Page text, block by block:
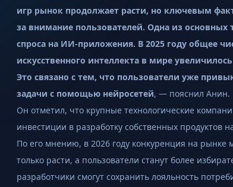
игр рынок продолжает расти, но ключевым
за внимание пользователей. Одна из основных
спроса на ИИ-приложения. В 2025 году общее
искусственного интеллекта в мире
Это связано с тем, что пользователи уже
задачи с помощью нейросетей, — пояснил Анин.
Он отметил, что крупные технологические
инвестиции в разработку собственных продуктов
По его мнению, в 2026 году конкуренция на рынке
только расти, а пользователи станут более
разработчики смогут сохранить лояльность